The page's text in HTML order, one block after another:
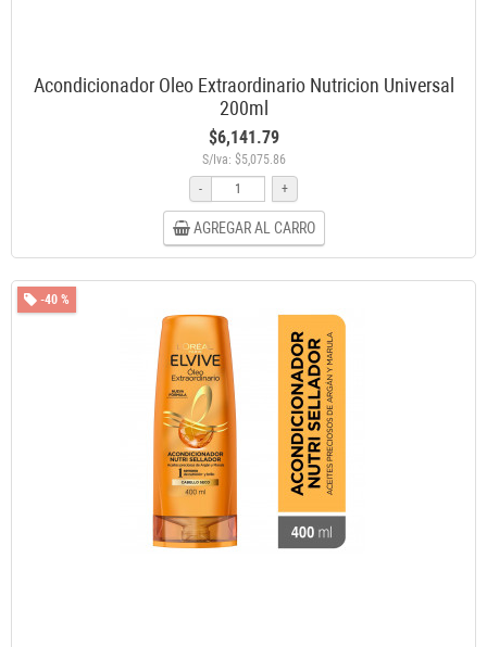
Acondicionador Oleo Extraordinario Nutricion Universal
200ml
$6,141.79
S/Iva: $5,075.86
-
+
AGREGAR AL CARRO
-40 %